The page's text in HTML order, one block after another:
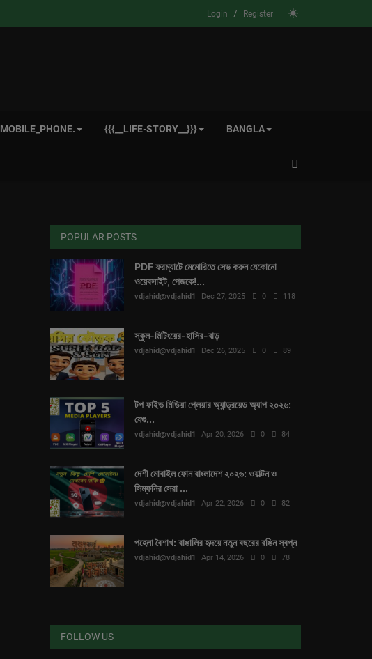
Login / Register
MOBILE_PHONE. {{{__LIFE-STORY__}}} BANGLA
POPULAR POSTS
PDF ফরম্যাটে মেমোরিতে সেভ করুন যেকোনো
ওয়েবসাইট, পেজকে!...
vdjahid@vdjahid1 Dec 27, 2025 0 118
স্কুল-মিটিংয়ের-হাসির-ঝড়
vdjahid@vdjahid1 Dec 26, 2025 0 89
টপ ফাইভ মিডিয়া প্লেয়ার অ্যান্ড্রয়েড অ্যাপ ২০২৬:
যেগু...
vdjahid@vdjahid1 Apr 20, 2026 0 84
দেশী মোবাইল ফোন বাংলাদেশ ২০২৬: ওয়াল্টন ও
সিম্ফনির সেরা ...
vdjahid@vdjahid1 Apr 22, 2026 0 82
পহেলা বৈশাখ: বাঙালির হৃদয়ে নতুন বছরের রঙিন স্বপ্ন
vdjahid@vdjahid1 Apr 14, 2026 0 78
FOLLOW US